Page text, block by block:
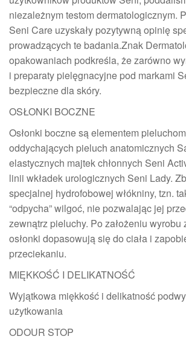
niezależnym testom dermatologicznym.
Seni Care uzyskały pozytywną opinię
prowadzących te badania.Znak
opakowaniach podkreśla, że zarówno
i preparaty pielęgnacyjne pod markami
bezpieczne dla skóry.
OSŁONKI BOCZNE
Osłonki boczne są elementem
oddychających pieluch anatomicznych
elastycznych majtek chłonnych Seni
linii wkładek urologicznych Seni Lady.
specjalnej hydrofobowej włókniny, tzn.
“odpycha” wilgoć, nie pozwalając jej
zewnątrz pieluchy. Po założeniu wyrobu
osłonki dopasowują się do ciała i
przeciekaniu.
MIĘKKOŚĆ I DELIKATNOŚĆ
Wyjątkowa miękkość i delikatność
użytkowania
ODOUR STOP